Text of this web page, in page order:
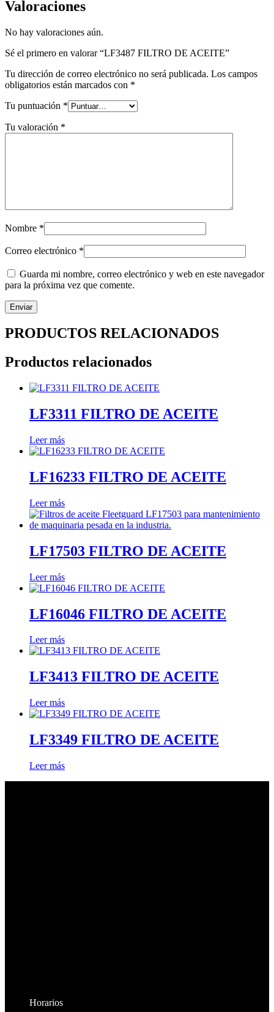
Valoraciones
No hay valoraciones aún.
Sé el primero en valorar “LF3487 FILTRO DE ACEITE”
Tu dirección de correo electrónico no será publicada. Los campos
obligatorios están marcados con *
Tu puntuación *
Tu valoración *
Nombre *
Correo electrónico *
Guarda mi nombre, correo electrónico y web en este navegador
para la próxima vez que comente.
PRODUCTOS RELACIONADOS
Productos relacionados
LF3311 FILTRO DE ACEITE
Leer más
LF16233 FILTRO DE ACEITE
Leer más
LF17503 FILTRO DE ACEITE
Leer más
LF16046 FILTRO DE ACEITE
Leer más
LF3413 FILTRO DE ACEITE
Leer más
LF3349 FILTRO DE ACEITE
Leer más
Horarios